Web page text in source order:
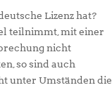
Lizenz hat?
teilnimmt, mit einer
nicht
so sind auch
unter Umständen die